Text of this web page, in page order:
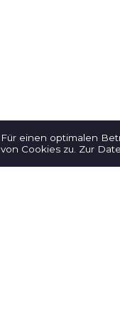
Für einen optimalen
von Cookies zu. Zur